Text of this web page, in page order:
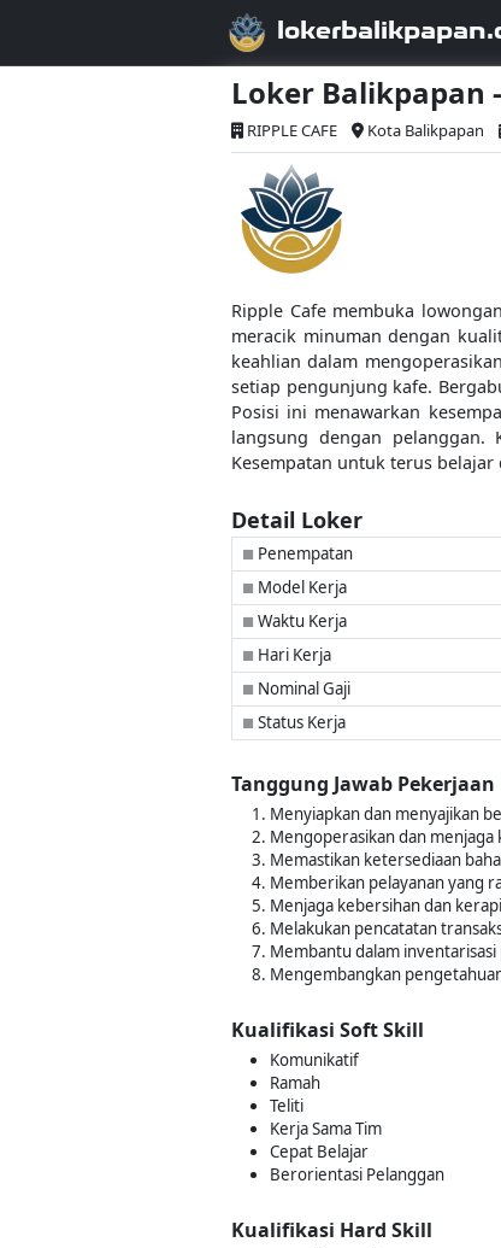
Loker Balikpapan -
RIPPLE CAFE Kota Balikpapan
Ripple Cafe membuka
meracik minuman dengan
keahlian dalam
setiap pengunjung kafe.
Posisi ini menawarkan
langsung dengan
Kesempatan untuk terus
Detail Loker
■ Penempatan
■ Model Kerja
■ Waktu Kerja
■ Hari Kerja
■ Nominal Gaji
■ Status Kerja
Tanggung Jawab Pekerjaan
Menyiapkan dan menyajikan
Mengoperasikan dan
Memastikan ketersediaan
Memberikan pelayanan yang
Menjaga kebersihan dan
Melakukan pencatatan
Membantu dalam
Mengembangkan
Kualifikasi Soft Skill
Komunikatif
Ramah
Teliti
Kerja Sama Tim
Cepat Belajar
Berorientasi Pelanggan
Kualifikasi Hard Skill